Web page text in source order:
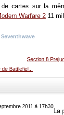
cartes sur la
Warfare 2 11
Seventhwave
Section 8
Battlefiel...
2011 à 17h30
La